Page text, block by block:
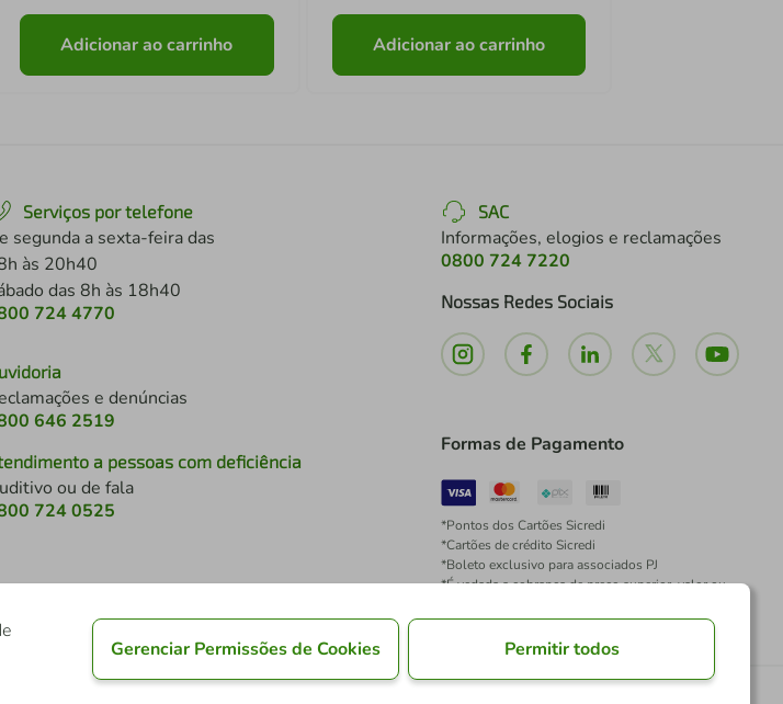
Adicionar ao carrinho Adicionar ao carrinho
Serviços por telefone
segunda a sexta-feira das
às 20h40
das 8h às 18h40
724 4770
e denúncias
646 2519
a pessoas com deficiência
ou de fala
724 0525
SAC
Informações, elogios e reclamações
0800 724 7220
Nossas Redes Sociais
Formas de Pagamento
*Pontos dos Cartões Sicredi
*Cartões de crédito Sicredi
*Boleto exclusivo para associados PJ
*É vedada a cobrança de preço superior, valor ou
Pix à vista.
Gerenciar Permissões de Cookies Permitir todos